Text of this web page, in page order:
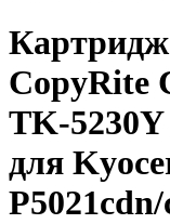
CopyRite
TK-
для